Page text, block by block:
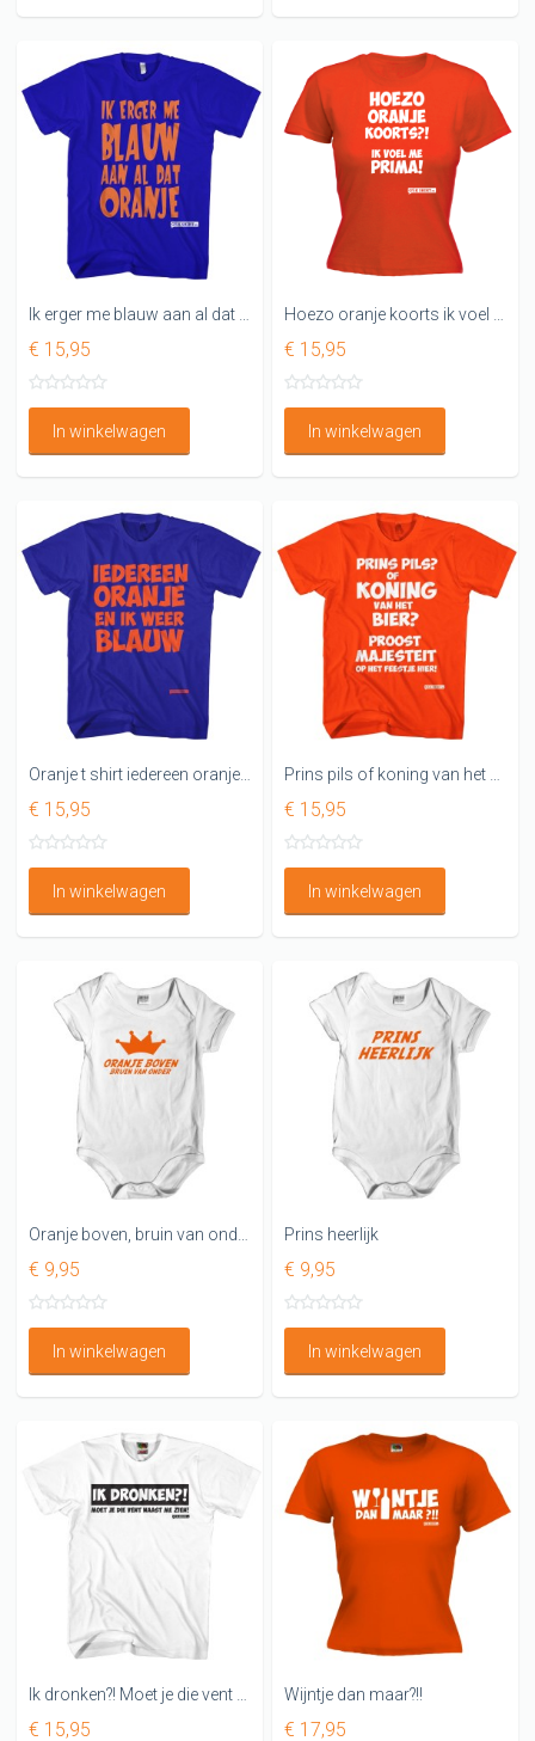
€ 15,95
In winkelwagen
€ 15,95
In winkelwagen
Oranje t shirt iedereen oranje en ik weer blauw
€ 15,95
In winkelwagen
€ 15,95
In winkelwagen
€ 9,95
In winkelwagen
Prins heerlijk
€ 9,95
In winkelwagen
Ik dronken?! Moet je die vent naast me zien!
€ 15,95
Wijntje dan maar?!!
€ 17,95